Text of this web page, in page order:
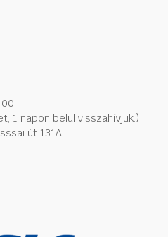
1 napon belül visszahívjuk.)
út 131A.